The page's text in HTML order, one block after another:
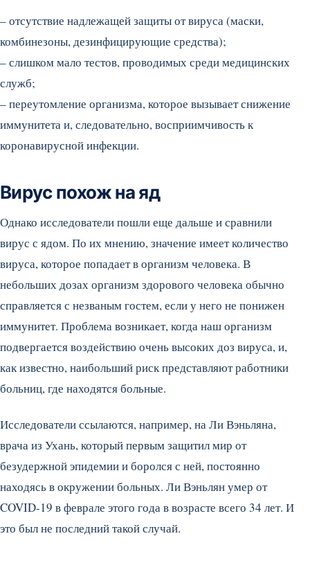
– отсутствие надлежащей защиты от вируса (маски,
комбинезоны, дезинфицирующие средства);
– слишком мало тестов, проводимых среди медицинских
служб;
– переутомление организма, которое вызывает снижение
иммунитета и, следовательно, восприимчивость к
коронавирусной инфекции.
Вирус похож на яд
Однако исследователи пошли еще дальше и сравнили
вирус с ядом. По их мнению, значение имеет количество
вируса, которое попадает в организм человека. В
небольших дозах организм здорового человека обычно
справляется с незваным гостем, если у него не понижен
иммунитет. Проблема возникает, когда наш организм
подвергается воздействию очень высоких доз вируса, и,
как известно, наибольший риск представляют работники
больниц, где находятся больные.
Исследователи ссылаются, например, на Ли Вэньляна,
врача из Ухань, который первым защитил мир от
безудержной эпидемии и боролся с ней, постоянно
находясь в окружении больных. Ли Вэньлян умер от
COVID-19 в феврале этого года в возрасте всего 34 лет. И
это был не последний такой случай.